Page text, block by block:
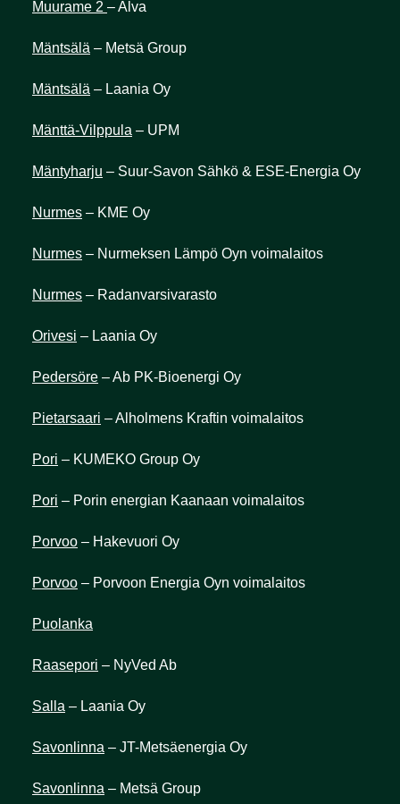
Muurame 2 – Alva
Mäntsälä – Metsä Group
Mäntsälä – Laania Oy
Mänttä-Vilppu la – UPM
Mäntyharju – Suur-Savon Sähkö & ESE-Energia Oy
Nurmes – KME Oy
Nurmes – Nurmeksen Lämpö Oyn voimalaitos
Nurmes – Radanvarsivarasto
Orivesi – Laania Oy
Pedersöre – Ab PK-Bioenergi Oy
Pietarsaari – Alholmens Kraftin voimalaitos
Pori – KUMEKO Group Oy
Pori – Porin energian Kaanaan voimalaitos
Porvoo – Hakevuori Oy
Porvoo – Porvoon Energia Oyn voimalaitos
Puolanka
Raasepori – NyVed Ab
Salla – Laania Oy
Savonlinna – JT-Metsäenergia Oy
Savonlinna – Metsä Group